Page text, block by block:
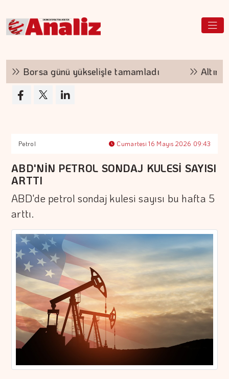
Borsa günü yükselişle tamamladı Altının
Petrol Cumartesi 16 Mayıs 2026 09:43
ABD'NİN PETROL SONDAJ KULESİ SAYISI
ARTTI
ABD'de petrol sondaj kulesi sayısı bu hafta 5
arttı.